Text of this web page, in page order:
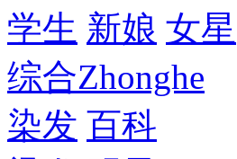
学生 新娘 女星
综合Zhonghe
染发 百科